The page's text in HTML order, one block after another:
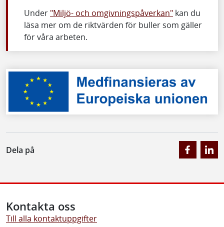
Under "Miljö- och omgivningspåverkan" kan du
läsa mer om de riktvärden för buller som gäller
för våra arbeten.
Dela på
Kontakta oss
Till alla kontaktuppgifter